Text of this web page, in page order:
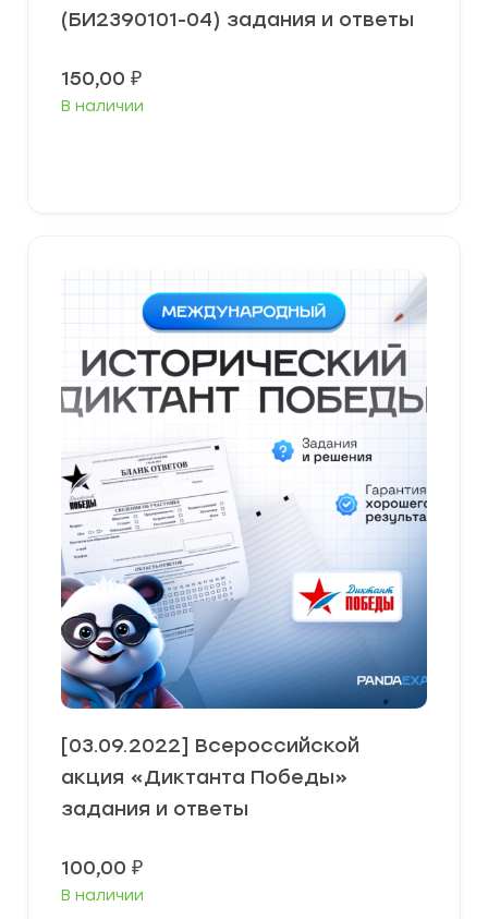
(БИ2390101-04) задания и ответы
150,00 ₽
В наличии
[03.09.2022] Всероссийской
акция «Диктанта Победы»
задания и ответы
100,00 ₽
В наличии